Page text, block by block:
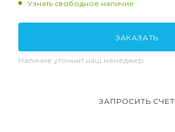
Узнать свободное наличие
ЗАКАЗАТЬ
Наличие уточнит наш менеджер
ЗАПРОСИТЬ СЧЕТ